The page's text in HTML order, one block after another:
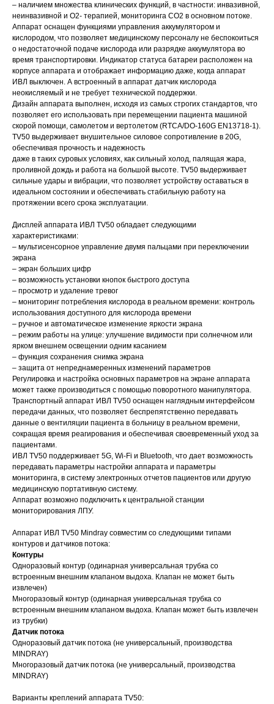
– наличием множества клинических функций, в частности: инвазивной,
неинвазивной и О2- терапией, мониторинга СО2 в основном потоке.
Аппарат оснащен функциями управления аккумулятором и
кислородом, что позволяет медицинскому персоналу не беспокоиться
о недостаточной подаче кислорода или разрядке аккумулятора во
время транспортировки. Индикатор статуса батареи расположен на
корпусе аппарата и отображает информацию даже, когда аппарат
ИВЛ выключен. А встроенный в аппарат датчик кислорода
неокисляемый и не требует технической поддержки.
Дизайн аппарата выполнен, исходя из самых строгих стандартов, что
позволяет его использовать при перемещении пациента машиной
скорой помощи, самолетом и вертолетом (RTCA/DO-160G EN13718-1).
TV50 выдерживает внушительное силовое сопротивление в 20G,
обеспечивая прочность и надежность
даже в таких суровых условиях, как сильный холод, палящая жара,
проливной дождь и работа на большой высоте. TV50 выдерживает
сильные удары и вибрации, что позволяет устройству оставаться в
идеальном состоянии и обеспечивать стабильную работу на
протяжении всего срока эксплуатации.
Дисплей аппарата ИВЛ TV50 обладает следующими
характеристиками:
– мультисенсорное управление двумя пальцами при переключении
экрана
– экран больших цифр
– возможность установки кнопок быстрого доступа
– просмотр и удаление тревог
– мониторинг потребления кислорода в реальном времени: контроль
использования доступного для кислорода времени
– ручное и автоматическое изменение яркости экрана
– режим работы на улице: улучшение видимости при солнечном или
ярком внешнем освещении одним касанием
– функция сохранения снимка экрана
– защита от непреднамеренных изменений параметров
Регулировка и настройка основных параметров на экране аппарата
может также производиться с помощью поворотного манипулятора.
Транспортный аппарат ИВЛ TV50 оснащен наглядным интерфейсом
передачи данных, что позволяет беспрепятственно передавать
данные о вентиляции пациента в больницу в реальном времени,
сокращая время реагирования и обеспечивая своевременный уход за
пациентами.
ИВЛ TV50 поддерживает 5G, Wi-Fi и Bluetooth, что дает возможность
передавать параметры настройки аппарата и параметры
мониторинга, в систему электронных отчетов пациентов или другую
медицинскую портативную систему.
Аппарат возможно подключить к центральной станции
мониторирования ЛПУ.
Аппарат ИВЛ TV50 Mindray совместим со следующими типами
контуров и датчиков потока:
Контуры
Одноразовый контур (одинарная универсальная трубка со
встроенным внешним клапаном выдоха. Клапан не может быть
извлечен)
Многоразовый контур (одинарная универсальная трубка со
встроенным внешним клапаном выдоха. Клапан может быть извлечен
из трубки)
Датчик потока
Одноразовый датчик потока (не универсальный, производства
MINDRAY)
Многоразовый датчик потока (не универсальный, производства
MINDRAY)
Варианты креплений аппарата TV50: